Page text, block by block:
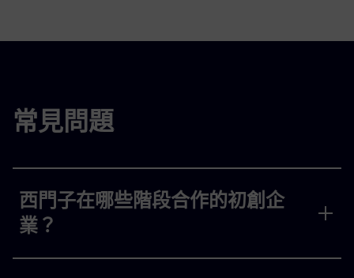
常見問題
西門子在哪些階段合作的初創企
業？